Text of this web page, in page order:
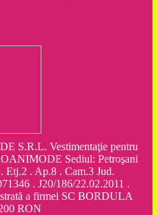
S.R.L. Vestimentaţie pentru
Sediul: Petroşani
Etj.2 . Ap.8 . Cam.3 Jud.
. J20/186/22.02.2011 .
a firmei SC BORDULA
RON